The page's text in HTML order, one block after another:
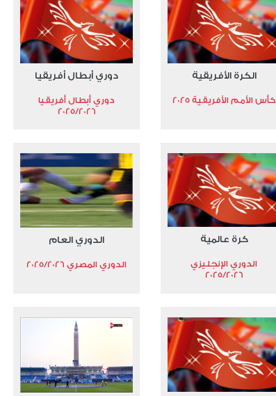
الكرة الأفريقية
كأس الأمم الأفريقية 2025
دوري أبطال أفريقيا
دوري أبطال أفريقيا
2025/2026
كرة عالمية
الدوري الإنجليزي
2025/2026
الدوري العام
الدوري المصري 2025/2026